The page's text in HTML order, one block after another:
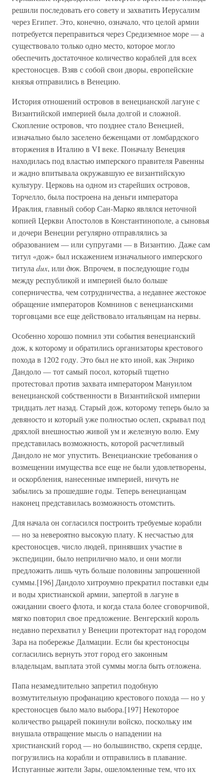
решили последовать его совету и захватить Иерусалим
через Египет. Это, конечно, означало, что целой армии
потребуется переправиться через Средиземное море — а
существовало только одно место, которое могло
обеспечить достаточное количество кораблей для всех
крестоносцев. Взяв с собой свои дворы, европейские
князья отправились в Венецию.
История отношений островов в венецианской лагуне с
Византийской империей была долгой и сложной.
Скопление островов, что позднее стало Венецией,
изначально было заселено беженцами от ломбардского
вторжения в Италию в VI веке. Поначалу Венеция
находилась под властью имперского правителя Равенны
и жадно впитывала окружавшую ее византийскую
культуру. Церковь на одном из старейших островов,
Торчелло, была построена на деньги императора
Ираклия, главный собор Сан-Марко являлся неточной
копией Церкви Апостолов в Константинополе, а сыновья
и дочери Венеции регулярно отправлялись за
образованием — или супругами — в Византию. Даже сам
титул «дож» был искажением изначального имперского
титула dux, или дюк. Впрочем, в последующие годы
между республикой и империей было больше
соперничества, чем сотрудничества, а недавнее жестокое
обращение императоров Комнинов с венецианскими
торговцами все еще действовало итальянцам на нервы.
Особенно хорошо помнил эти события венецианский
дож, к которому и обратились организаторы крестового
похода в 1202 году. Это был не кто иной, как Энрико
Дандоло — тот самый посол, который тщетно
протестовал против захвата императором Мануилом
венецианской собственности в Византийской империи
тридцать лет назад. Старый дож, которому теперь было за
девяносто и который уже полностью ослеп, скрывал под
дряхлой внешностью живой ум и железную волю. Ему
представилась возможность, которой расчетливый
Дандоло не мог упустить. Венецианские требования о
возмещении имущества все еще не были удовлетворены,
и оскорбления, нанесенные империей, ничуть не
забылись за прошедшие годы. Теперь венецианцам
наконец представилась возможность отомстить.
Для начала он согласился построить требуемые корабли
— но за невероятно высокую плату. К несчастью для
крестоносцев, число людей, принявших участие в
экспедиции, было неприлично мало, и они могли
предложить лишь чуть больше половины запрошенной
суммы.[196] Дандоло хитроумно прекратил поставки еды
и воды христианской армии, запертой в лагуне в
ожидании своего флота, и когда стала более сговорчивой,
мягко повторил свое предложение. Венгерский король
недавно перехватил у Венеции протекторат над городом
Зара на побережье Далмации. Если бы крестоносцы
согласились вернуть этот город его законным
владельцам, выплата этой суммы могла быть отложена.
Папа незамедлительно запретил подобную
возмутительную профанацию крестового похода — но у
крестоносцев было мало выбора.[197] Некоторое
количество рыцарей покинули войско, поскольку им
внушала отвращение мысль о нападении на
христианский город — но большинство, скрепя сердце,
погрузились на корабли и отправились в плавание.
Испуганные жители Зары, ошеломленные тем, что их